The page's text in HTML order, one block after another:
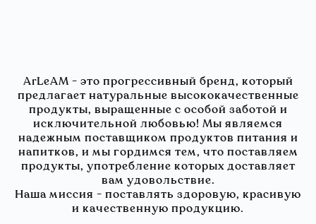
ArLeAM - это прогрессивный бренд, который
предлагает натуральные высококачественные
продукты, выращенные с особой заботой и
исключительной любовью! Мы являемся
надежным поставщиком продуктов питания и
напитков, и мы гордимся тем, что поставляем
продукты, употребление которых доставляет
вам удовольствие.
Наша миссия - поставлять здоровую, красивую
и качественную продукцию.